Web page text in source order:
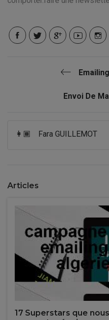
Envoi De
👩🏾 Fara GUILLEMOT
Articles
17 Superstars que